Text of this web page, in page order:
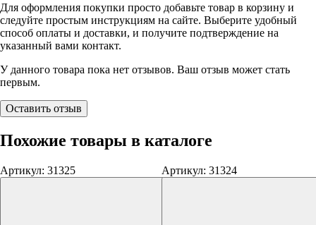
Для оформления покупки просто добавьте товар в корзину и
следуйте простым инструкциям на сайте. Выберите удобный
способ оплаты и доставки, и получите подтверждение на
указанный вами контакт.
У данного товара пока нет отзывов. Ваш отзыв может стать
первым.
Оставить отзыв
Похожие товары в каталоге
Артикул: 31325 Артикул: 31324